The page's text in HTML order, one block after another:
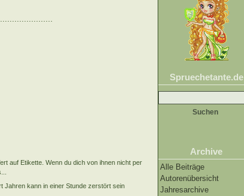
Spruechetante.de
Suche
nach:
Archive
Alle Beiträge
Autorenübersicht
Jahresarchive
auf Etikette. Wenn du dich von ihnen nicht per
Jahren kann in einer Stunde zerstört sein